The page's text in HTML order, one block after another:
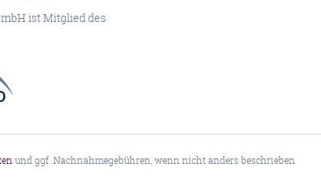
ist Mitglied des
und ggf. Nachnahmegebühren, wenn nicht anders beschrieben